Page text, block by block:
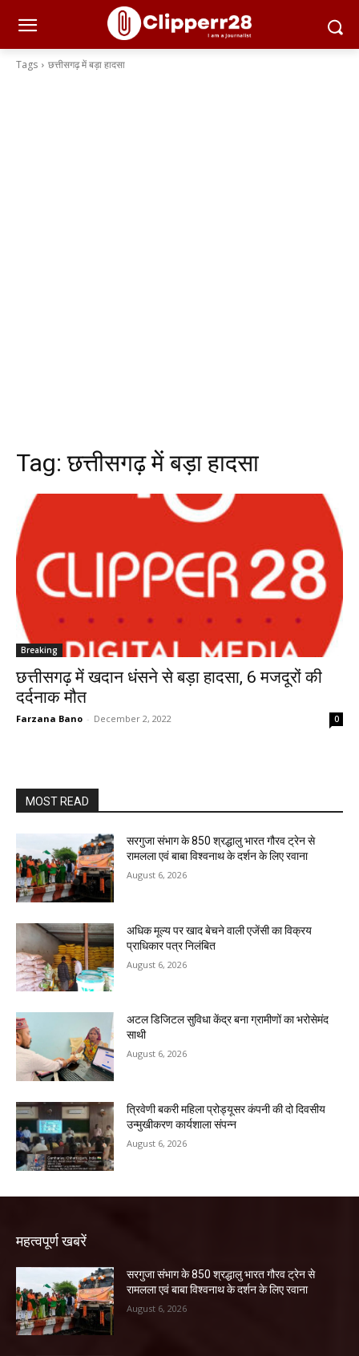
Tags छत्तीसगढ़ में बड़ा हादसा
Tag:छत्तीसगढ़ में बड़ा हादसा
Breaking
छत्तीसगढ़ में खदान धंसने से बड़ा हादसा, 6 मजदूरों की
दर्दनाक मौत
Farzana Bano - December 2, 2022 0
MOST READ
सरगुजा संभाग के 850 श्रद्धालु भारत गौरव ट्रेन से
रामलला एवं बाबा विश्वनाथ के दर्शन के लिए रवाना
August 6, 2026
अधिक मूल्य पर खाद बेचने वाली एजेंसी का विक्रय
प्राधिकार पत्र निलंबित
August 6, 2026
अटल डिजिटल सुविधा केंद्र बना ग्रामीणों का भरोसेमंद
साथी
August 6, 2026
त्रिवेणी बकरी महिला प्रोड्यूसर कंपनी की दो दिवसीय
उन्मुखीकरण कार्यशाला संपन्न
August 6, 2026
महत्वपूर्ण खबरें
सरगुजा संभाग के 850 श्रद्धालु भारत गौरव ट्रेन से
रामलला एवं बाबा विश्वनाथ के दर्शन के लिए रवाना
August 6, 2026